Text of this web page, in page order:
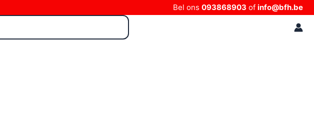
Bel ons 093868903 of info@bfh.be